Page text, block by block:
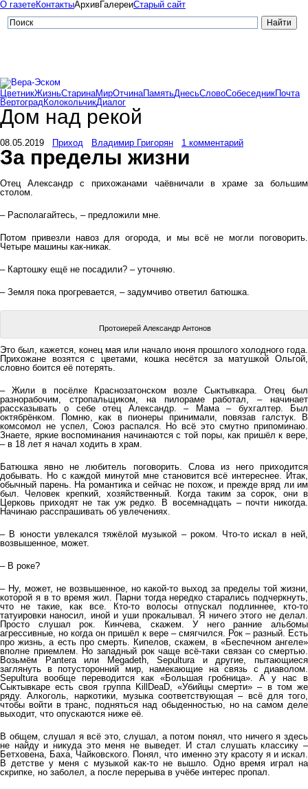
О газетеКонтактыАрхивГалереиСтарый сайт
ЦветникЖизньСтаринаМирОтчинаПамятьДнесьСловоСобеседникПочта
ВертоградКолокольчикДиалог
Дом над рекой
08.05.2019 Приход Владимир Григорян 1 комментарий
За пределы жизни
Отец Александр с прихожанами чаёвничали в храме за большим
столом.
– Располагайтесь, – предложили мне.
Потом привезли навоз для огорода, и мы всё не могли поговорить.
Четыре машины как-никак.
– Картошку ещё не посадили? – уточняю.
– Земля пока прогревается, – задумчиво ответил батюшка.
Протоиерей Александр Антонов
Это был, кажется, конец мая или начало июня прошлого холодного года.
Прихожане возятся с цветами, кошка несётся за матушкой Ольгой,
словно боится её потерять.
– Жили в посёлке Краснозатонском возле Сыктывкара. Отец был
разнорабочим, стропальщиком, на пилораме работал, – начинает
рассказывать о себе отец Александр. – Мама – бухгалтер. Был
октябрёнком. Помню, как в пионеры принимали, повязав галстук. В
комсомол не успел, Союз распался. Но всё это смутно припоминаю.
Знаете, яркие воспоминания начинаются с той поры, как пришёл к вере,
– в 18 лет я начал ходить в храм.
Батюшка явно не любитель поговорить. Слова из него приходится
добывать. Но с каждой минутой мне становится всё интереснее. Итак,
обычный парень. На романтика и сейчас не похож, и прежде вряд ли им
был. Человек крепкий, хозяйственный. Когда таким за сорок, они в
Церковь приходят не так уж редко. В восемнадцать – почти никогда.
Начинаю расспрашивать об увлечениях.
– В юности увлекался тяжёлой музыкой – роком. Что-то искал в ней,
возвышенное, может.
– В роке?
– Ну, может, не возвышенное, но какой-то выход за пределы той жизни,
которой я в то время жил. Парни тогда нередко старались подчеркнуть,
что не такие, как все. Кто-то волосы отпускал подлиннее, кто-то
татуировки наносил, иной и уши прокалывал. Я ничего этого не делал.
Просто слушал рок. Кинчева, скажем. У него ранние альбомы
агрессивные, но когда он пришёл к вере – смягчился. Рок – разный. Есть
про жизнь, а есть про смерть. Кипелов, скажем, в «Беспечном ангеле»
вполне приемлем. Но западный рок чаще всё-таки связан со смертью.
Возьмём Pantera или Megadeth, Sepultura и другие, пытающиеся
заглянуть в потусторонний мир, намекающие на связь с диаволом.
Sepultura вообще переводится как «Большая гробница». А у нас в
Сыктывкаре есть своя группа KillDeaD, «Убийцы смерти» – в том же
ряду. Алкоголь, наркотики, музыка соответствующая – всё для того,
чтобы войти в транс, подняться над обыденностью, но на самом деле
выходит, что опускаются ниже её.
В общем, слушал я всё это, слушал, а потом понял, что ничего я здесь
не найду и никуда это меня не выведет. И стал слушать классику –
Бетховена, Баха, Чайковского. Понял, что именно эту красоту я и искал.
В детстве у меня с музыкой как-то не вышло. Одно время играл на
скрипке, но заболел, а после перерыва в учёбе интерес пропал.